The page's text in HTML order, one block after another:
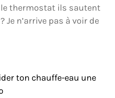
thermostat ils sautent
Je n’arrive pas à voir de
ton chauffe-eau une